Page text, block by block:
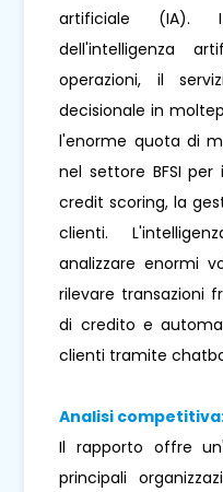
artificiale (IA). I
dell'intelligenza
operazioni, il
decisionale in
l'enorme quota di
nel settore BFSI
credit scoring, la
clienti.
analizzare enormi
rilevare transazioni
di credito e
clienti tramite
Analisi
Il rapporto offre
principali